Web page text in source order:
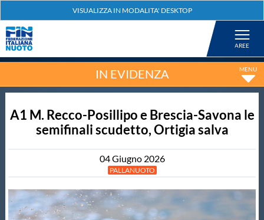
Nuoto
Tuffi
Fondo
IN EVIDENZA
A1 M. Recco-Posillipo e Brescia-Savona le
semifinali scudetto, Ortigia salva
04Giugno 2026
PALLANUOTO